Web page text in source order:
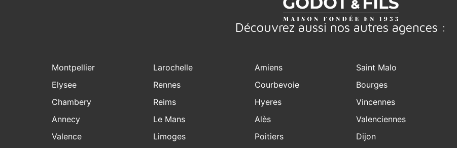
Découvrez aussi nos autres agences :
Montpellier
Elysee
Chambery
Annecy
Valence
Larochelle
Rennes
Reims
Le Mans
Limoges
Amiens
Courbevoie
Hyeres
Alès
Poitiers
Saint Malo
Bourges
Vincennes
Valenciennes
Dijon